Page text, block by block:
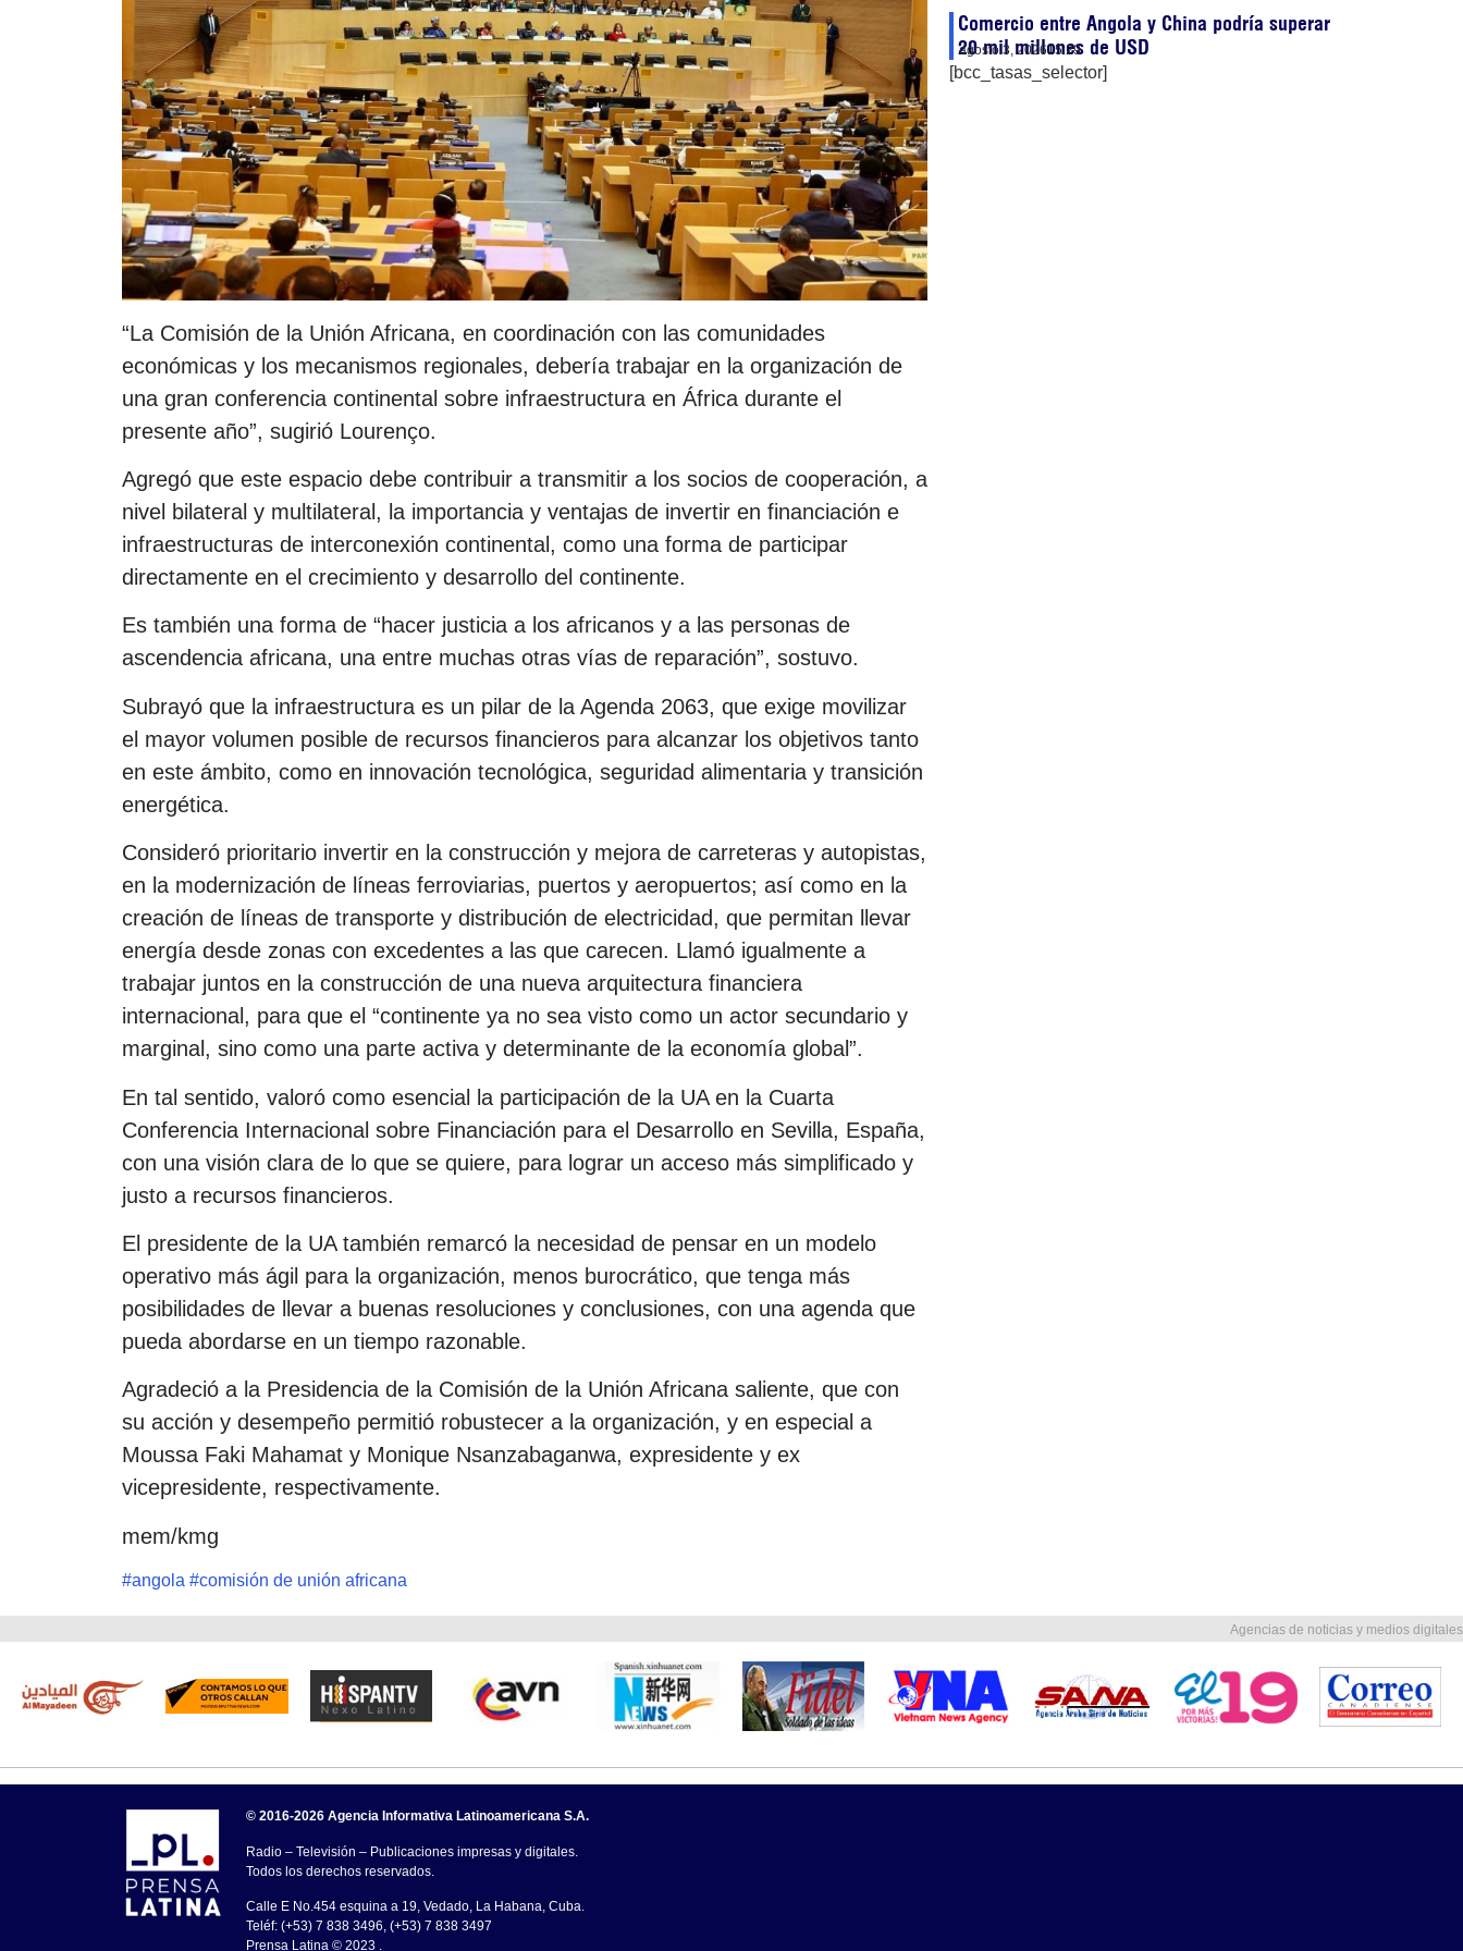
“La Comisión de la Unión Africana, en coordinación con las comunidades
económicas y los mecanismos regionales, debería trabajar en la organización de
una gran conferencia continental sobre infraestructura en África durante el
presente año”, sugirió Lourenço.
Agregó que este espacio debe contribuir a transmitir a los socios de cooperación, a
nivel bilateral y multilateral, la importancia y ventajas de invertir en financiación e
infraestructuras de interconexión continental, como una forma de participar
directamente en el crecimiento y desarrollo del continente.
Es también una forma de “hacer justicia a los africanos y a las personas de
ascendencia africana, una entre muchas otras vías de reparación”, sostuvo.
Subrayó que la infraestructura es un pilar de la Agenda 2063, que exige movilizar
el mayor volumen posible de recursos financieros para alcanzar los objetivos tanto
en este ámbito, como en innovación tecnológica, seguridad alimentaria y transición
energética.
Consideró prioritario invertir en la construcción y mejora de carreteras y autopistas,
en la modernización de líneas ferroviarias, puertos y aeropuertos; así como en la
creación de líneas de transporte y distribución de electricidad, que permitan llevar
energía desde zonas con excedentes a las que carecen. Llamó igualmente a
trabajar juntos en la construcción de una nueva arquitectura financiera
internacional, para que el “continente ya no sea visto como un actor secundario y
marginal, sino como una parte activa y determinante de la economía global”.
En tal sentido, valoró como esencial la participación de la UA en la Cuarta
Conferencia Internacional sobre Financiación para el Desarrollo en Sevilla, España,
con una visión clara de lo que se quiere, para lograr un acceso más simplificado y
justo a recursos financieros.
El presidente de la UA también remarcó la necesidad de pensar en un modelo
operativo más ágil para la organización, menos burocrático, que tenga más
posibilidades de llevar a buenas resoluciones y conclusiones, con una agenda que
pueda abordarse en un tiempo razonable.
Agradeció a la Presidencia de la Comisión de la Unión Africana saliente, que con
su acción y desempeño permitió robustecer a la organización, y en especial a
Moussa Faki Mahamat y Monique Nsanzabaganwa, expresidente y ex
vicepresidente, respectivamente.
mem/kmg
#angola #comisión de unión africana
Comercio entre Angola y China podría superar
20 mil millones de USD
agosto 3, 202615:29
[bcc_tasas_selector]
Agencias de noticias y medios digitales
© 2016-2026 Agencia Informativa Latinoamericana S.A.
Radio – Televisión – Publicaciones impresas y digitales.
Todos los derechos reservados.
Calle E No.454 esquina a 19, Vedado, La Habana, Cuba.
Teléf: (+53) 7 838 3496, (+53) 7 838 3497
Prensa Latina © 2023 .